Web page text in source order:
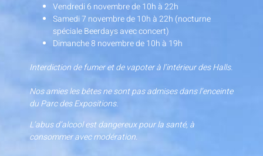
Vendredi 6 novembre de 10h à 22h
Samedi 7 novembre de 10h à 22h (nocturne
spéciale Beerdays avec concert)
Dimanche 8 novembre de 10h à 19h
Interdiction de fumer et de vapoter à l’intérieur des Halls.
Nos amies les bêtes ne sont pas admises dans l’enceinte
du Parc des Expositions.
L’abus d’alcool est dangereux pour la santé, à
consommer avec modération.